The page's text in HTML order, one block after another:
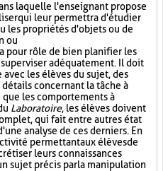
laquelle l'enseignant propose
qui leur permettra d'étudier
les propriétés d'objets ou de
ou
pour rôle de bien planifier les
adéquatement. Il doit
les élèves du sujet, des
concernant la tâche à
les comportements à
Laboratoire, les élèves doivent
qui fait entre autres état
analyse de ces derniers. En
permettant aux élèves de
leurs connaissances
sujet précis par la manipulation